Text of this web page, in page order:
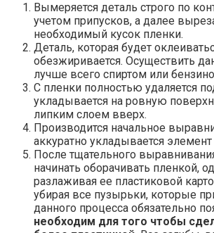
Вымеряется деталь строго по
учетом припусков, а далее
необходимый кусок пленки.
Деталь, которая будет
обезжиривается. Осуществить
лучше всего спиртом или
С пленки полностью удаляется
укладывается на ровную
липким слоем вверх.
Производится начальное
аккуратно укладывается элемент
После тщательного
начинать оборачивать пленкой,
разлаживая ее пластиковой
убирая все пузырьки, которые
данного процесса обязательно
необходим для того чтобы